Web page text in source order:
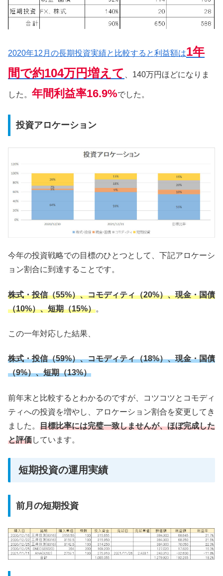
2020年12月の長期投資実績と比較すると利益額は1年
間で約104万円増えて
、140万円ほどになりま
した。 年間利益率16.9%でした。
投資アロケーション
今年の投資戦略での目標のひとつとして、下記アロケーシ
ョン割合に到達することです。
株式・投信（55%）、コモディティ（20%）、現金・国債
（10%）、短期（15%）。
この一年対応した結果、
株式・投信（59%）、コモディティ（18%）、現金・国債
（9%）、短期（13%）
前年末と比較するとわかるのですが、コツコツとコモディ
ティへの投資を増やし、アロケーション割合を変更してき
ました。 目標比率には完璧一致しませんが、ほぼ完成した
と評価しています。
短期投資の運用実績
前月の短期投資